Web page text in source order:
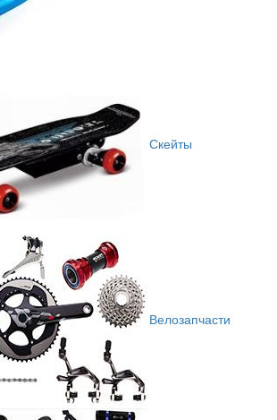
Скейты
Велозапчасти